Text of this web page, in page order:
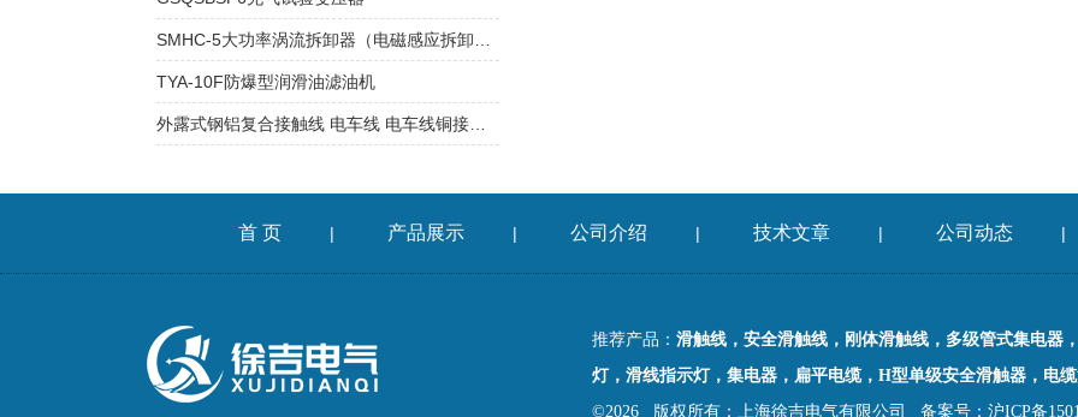
TYA-10F防爆型润滑油滤油机
外露式钢铝复合接触线 电车线 电车线铜接触线上海徐吉
首 页 | 产品展示 | 公司介绍 | 技术文章 | 公司动态 |
推荐产品： 滑触线，安全滑触线，刚体滑触线，多级管式集电器
灯，滑线指示灯，集电器，扁平电缆，H型单级安全滑触器，电
©2026 版权所有：上海徐吉电气有限公司 备案号：沪ICP备